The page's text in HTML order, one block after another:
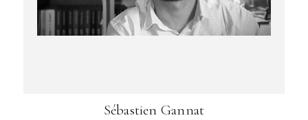
Sébastien Gannat